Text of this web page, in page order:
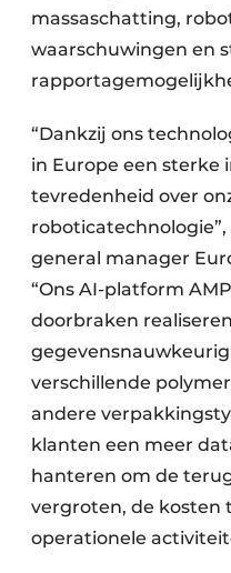
massaschatting,
waarschuwingen en
“Dankzij ons
in Europe een sterke
tevredenheid over
general manager
“Ons AI-platform
doorbraken
verschillende
andere
klanten een meer
hanteren om de
vergroten, de kosten
operationele